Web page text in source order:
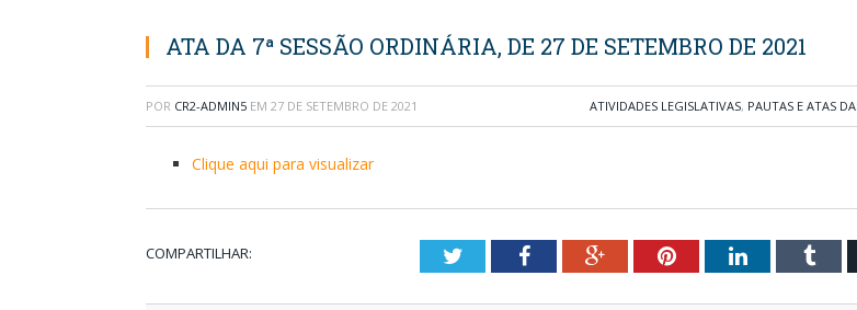
ATA DA 7ª SESSÃO ORDINÁRIA, DE 27 DE SETEMBRO DE 2021
POR CR2-ADMIN5 EM 27 DE SETEMBRO DE 2021 ATIVIDADES LEGISLATIVAS, PAUTAS E ATAS
Clique aqui para visualizar
COMPARTILHAR: TwitterFacebookGoogle+PinterestLinkedIn